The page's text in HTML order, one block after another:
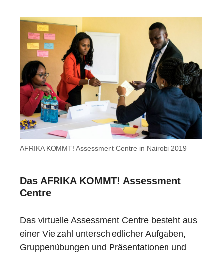
AFRIKA KOMMT! Assessment Centre in Nairobi 2019
Das AFRIKA KOMMT! Assessment
Centre
Das virtuelle Assessment Centre besteht aus
einer Vielzahl unterschiedlicher Aufgaben,
Gruppenübungen und Präsentationen und